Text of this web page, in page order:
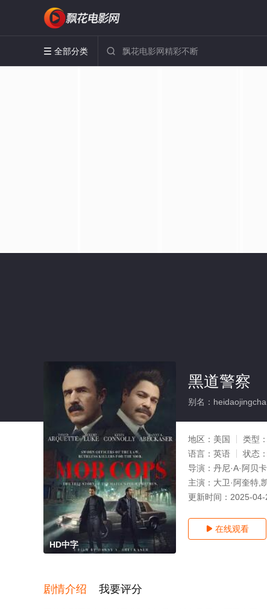
 全部分类 
HD中字
黑道警察
别名：heidaojingcha
地区： 美国 类型：
语言： 英语 状态：
导演： 丹尼·A·阿贝
主演： 大卫·阿奎特,
更新时间： 2025-04-
 在线观看
剧情介绍 我要评分